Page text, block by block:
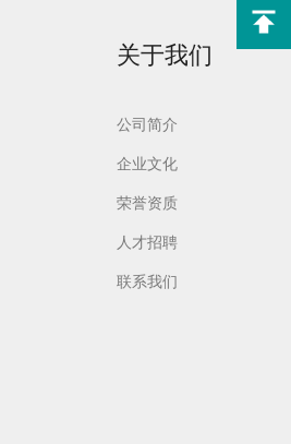
验
关于我们
公司简介
企业文化
荣誉资质
人才招聘
联系我们